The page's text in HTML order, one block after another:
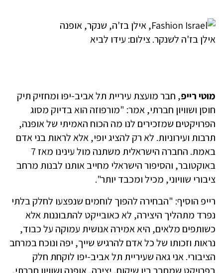
אילן בז'ה לשנקר. צילום: עידו לביא
מוטי רייפ, חבר מועצת עיריית תל אביב-יפו ומחזיק תיק
חוסן ושוויון חברתי, אמר: "מורפוזה הוא בדיוק מסוג
הפרויקטים שמזכירים לנו מה הכוח האמיתי של אופנה,
תרבות ועירוניות. לא רק להציג יופי, אלא לראות בני אדם
באמת. החברה הישראלית משתנה מול עינינו מאז 7
באוקטובר, והסיפור הישראלי מחייב אותנו לבנות מרחב
ציבורי שוויוני, מכיל ומכבד יותר".
רייפ הוסיף: "הבחירה להפוך לוחמים שנפצעו לחלק בלתי
נפרד מתהליך היצירה, לא כאובייקט להתבוננות אלא
כשותפים מלאים, היא אמירה אנושית עמוקה על כבוד,
נראות וזכותו של כל אדם להרגיש שייך, יפה ונוכח במרחב
הציבורי. אני גאה שעיריית תל אביב-יפו לוקחת חלק